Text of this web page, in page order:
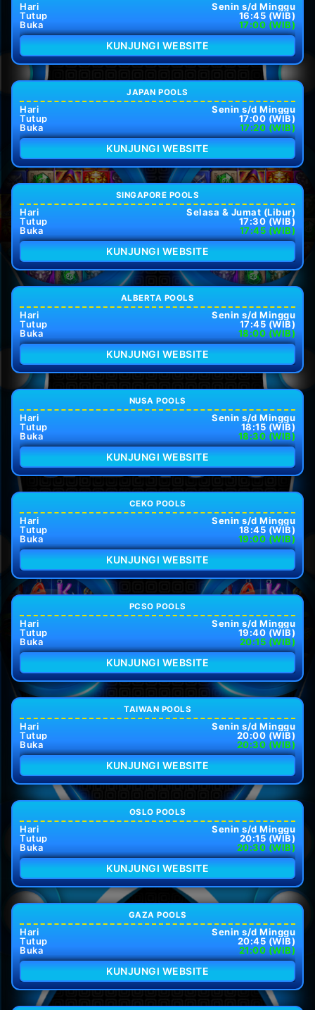
Hari
Senin s/d Minggu
Tutup
16:45 (WIB)
Buka
17:00 (WIB)
KUNJUNGI WEBSITE
JAPAN POOLS
Hari
Senin s/d Minggu
Tutup
17:00 (WIB)
Buka
17:20 (WIB)
KUNJUNGI WEBSITE
SINGAPORE POOLS
Hari
Selasa & Jumat (Libur)
Tutup
17:30 (WIB)
Buka
17:45 (WIB)
KUNJUNGI WEBSITE
ALBERTA POOLS
Hari
Senin s/d Minggu
Tutup
17:45 (WIB)
Buka
18:00 (WIB)
KUNJUNGI WEBSITE
NUSA POOLS
Hari
Senin s/d Minggu
Tutup
18:15 (WIB)
Buka
18:30 (WIB)
KUNJUNGI WEBSITE
CEKO POOLS
Hari
Senin s/d Minggu
Tutup
18:45 (WIB)
Buka
19:00 (WIB)
KUNJUNGI WEBSITE
PCSO POOLS
Hari
Senin s/d Minggu
Tutup
19:40 (WIB)
Buka
20:15 (WIB)
KUNJUNGI WEBSITE
TAIWAN POOLS
Hari
Senin s/d Minggu
Tutup
20:00 (WIB)
Buka
20:30 (WIB)
KUNJUNGI WEBSITE
OSLO POOLS
Hari
Senin s/d Minggu
Tutup
20:15 (WIB)
Buka
20:30 (WIB)
KUNJUNGI WEBSITE
GAZA POOLS
Hari
Senin s/d Minggu
Tutup
20:45 (WIB)
Buka
21:00 (WIB)
KUNJUNGI WEBSITE